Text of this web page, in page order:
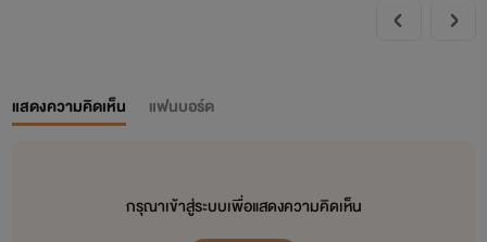
แสดงความคิดเห็น แฟนบอร์ด
กรุณาเข้าสู่ระบบเพื่อแสดงความคิดเห็น